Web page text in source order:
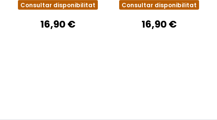
Consultar disponibilitat
16,90 €
Consultar disponibilitat
16,90 €